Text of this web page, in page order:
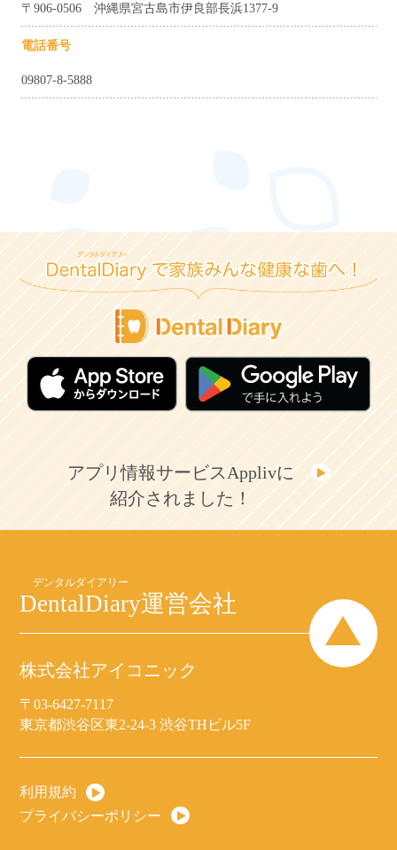
〒906-0506 沖縄県宮古島市伊良部長浜1377-9
電話番号
09807-8-5888
アプリ情報サービスApplivに
紹介されました！
DentalDiary運営会社
株式会社アイコニック
〒03-6427-7117
東京都渋谷区東2-24-3 渋谷THビル5F
利用規約
プライバシーポリシー